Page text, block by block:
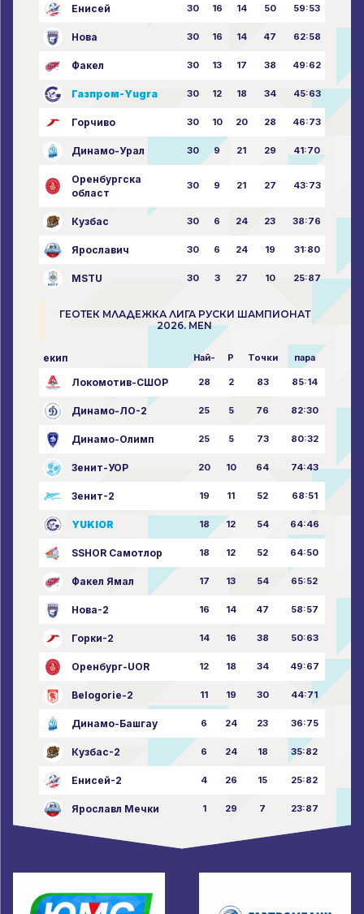
Енисей 30 16 14 50 59:53
Нова 30 16 14 47 62:58
Факел 30 13 17 38 49:62
Газпром-Yugra 30 12 18 34 45:63
Горчиво 30 10 20 28 46:73
Динамо-Урал 30 9 21 29 41:70
Оренбургска
област
30 9 21 27 43:73
Кузбас 30 6 24 23 38:76
Ярославич 30 6 24 19 31:80
MSTU 30 3 27 10 25:87
ГЕОТЕК МЛАДЕЖКА ЛИГА РУСКИ ШАМПИОНАТ
2026. MEN
екип Най- P Точки пара
Локомотив-СШОР 28 2 83 85:14
Динамо-ЛО-2 25 5 76 82:30
Динамо-Олимп 25 5 73 80:32
Зенит-УОР 20 10 64 74:43
Зенит-2 19 11 52 68:51
YUKIOR 18 12 54 64:46
SSHOR Самотлор 18 12 52 64:50
Факел Ямал 17 13 54 65:52
Нова-2 16 14 47 58:57
Горки-2 14 16 38 50:63
Оренбург-UOR 12 18 34 49:67
Belogorie-2 11 19 30 44:71
Динамо-Башгау 6 24 23 36:75
Кузбас-2 6 24 18 35:82
Енисей-2 4 26 15 25:82
Ярославл Мечки 1 29 7 23:87